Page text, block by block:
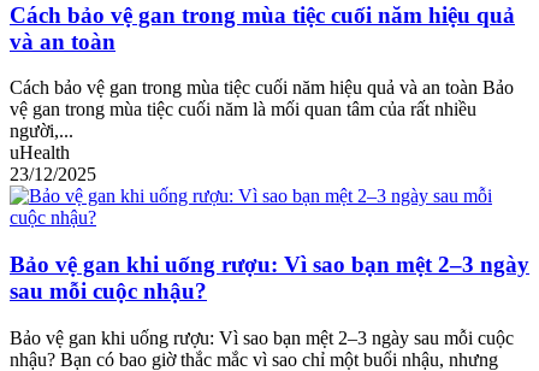
Cách bảo vệ gan trong mùa tiệc cuối năm hiệu quả
và an toàn
Cách bảo vệ gan trong mùa tiệc cuối năm hiệu quả và an toàn Bảo
vệ gan trong mùa tiệc cuối năm là mối quan tâm của rất nhiều
người,...
uHealth
23/12/2025
Bảo vệ gan khi uống rượu: Vì sao bạn mệt 2–3 ngày
sau mỗi cuộc nhậu?
Bảo vệ gan khi uống rượu: Vì sao bạn mệt 2–3 ngày sau mỗi cuộc
nhậu? Bạn có bao giờ thắc mắc vì sao chỉ một buổi nhậu, nhưng